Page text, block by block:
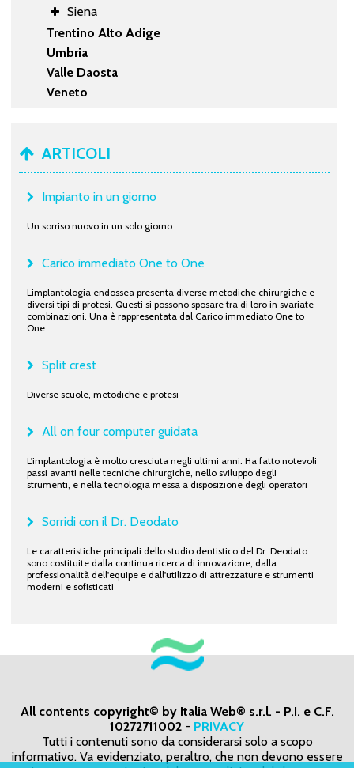
Siena
Trentino Alto Adige
Umbria
Valle Daosta
Veneto
ARTICOLI
Impianto in un giorno
Un sorriso nuovo in un solo giorno
Carico immediato One to One
Limplantologia endossea presenta diverse metodiche chirurgiche e
diversi tipi di protesi. Questi si possono sposare tra di loro in svariate
combinazioni. Una è rappresentata dal Carico immediato One to
One
Split crest
Diverse scuole, metodiche e protesi
All on four computer guidata
L'implantologia è molto cresciuta negli ultimi anni. Ha fatto notevoli
passi avanti nelle tecniche chirurgiche, nello sviluppo degli
strumenti, e nella tecnologia messa a disposizione degli operatori
Sorridi con il Dr. Deodato
Le caratteristiche principali dello studio dentistico del Dr. Deodato
sono costituite dalla continua ricerca di innovazione, dalla
professionalità dell'equipe e dall'utilizzo di attrezzature e strumenti
moderni e sofisticati
All contents copyright© by Italia Web® s.r.l. - P.I. e C.F.
10272711002 - PRIVACY
Tutti i contenuti sono da considerarsi solo a scopo
informativo. Va evidenziato, peraltro, che non devono essere